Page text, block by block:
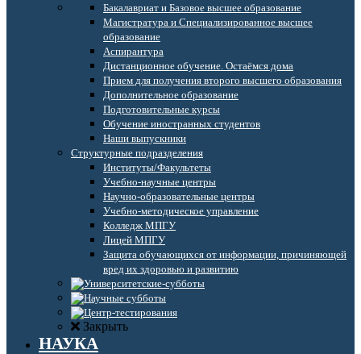
Бакалавриат и Базовое высшее образование
Магистратура и Специализированное высшее
образование
Аспирантура
Дистанционное обучение. Остаёмся дома
Прием для получения второго высшего образования
Дополнительное образование
Подготовительные курсы
Обучение иностранных студентов
Наши выпускники
Структурные подразделения
Институты/Факультеты
Учебно-научные центры
Научно-образовательные центры
Учебно-методическое управление
Колледж МПГУ
Лицей МПГУ
Защита обучающихся от информации, причиняющей
вред их здоровью и развитию
Закрыть
НАУКА